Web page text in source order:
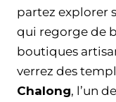
partez explorer
qui regorge de
boutiques
verrez des
Chalong, l’un